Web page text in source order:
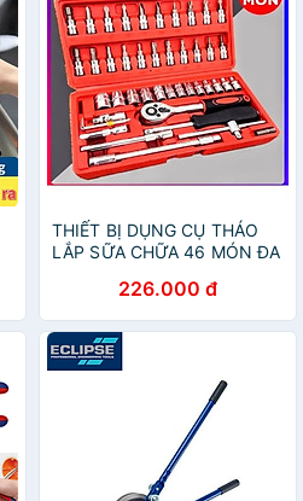
THIẾT BỊ DỤNG CỤ THÁO
LẮP SỮA CHỮA 46 MÓN ĐA
CHO MỌI GIA ĐÌNH
226.000 đ